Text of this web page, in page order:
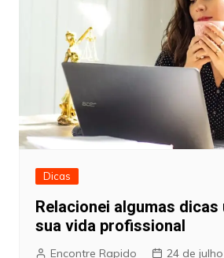
Dicas
Relacionei algumas dicas
sua vida profissional
Encontre Rapido 24 de